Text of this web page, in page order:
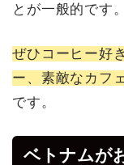
とが一般的です。
ぜひコーヒー好
ー、素敵なカフ
です。
ベトナムが